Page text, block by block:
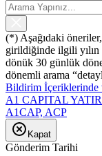
(*) Aşağıdaki
girildiğinde ilgili
dönük 30 günlük
dönemli arama
Bildirim İçeriklerinde
A1 CAPITAL
A1CAP, ACP
Kapat
Gönderim Tarihi